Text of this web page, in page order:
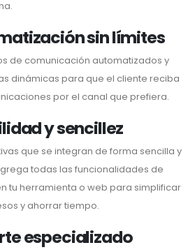
sin límites
de comunicación automatizados y
dinámicas para que el cliente reciba
por el canal que prefiera.
y sencillez
que se integran de forma sencilla y
todas las funcionalidades de
tu herramienta o web para simplificar
y ahorrar tiempo.
especializado